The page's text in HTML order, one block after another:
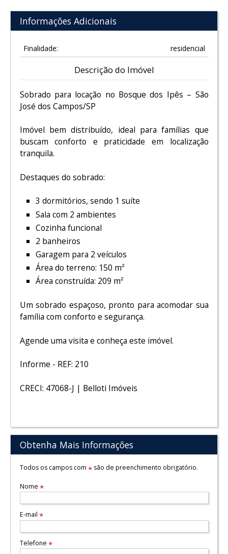
Informações Adicionais
Finalidade: residencial
Descrição do Imóvel
Sobrado para locação no Bosque dos Ipês – São
José dos Campos/SP
Imóvel bem distribuído, ideal para famílias que
buscam conforto e praticidade em localização
tranquila.
Destaques do sobrado:
3 dormitórios, sendo 1 suíte
Sala com 2 ambientes
Cozinha funcional
2 banheiros
Garagem para 2 veículos
Área do terreno: 150 m²
Área construída: 209 m²
Um sobrado espaçoso, pronto para acomodar sua
família com conforto e segurança.
Agende uma visita e conheça este imóvel.
Informe - REF: 210
CRECI: 47068-J | Belloti Imóveis
Obtenha Mais Informações
Todos os campos com *são de preenchimento obrigatório.
Nome *
E-mail *
Telefone *